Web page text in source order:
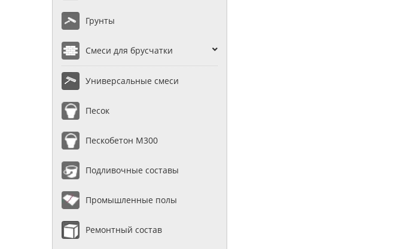
Грунты
Смеси для брусчатки
Универсальные смеси
Песок
Пескобетон М300
Подливочные составы
Промышленные полы
Ремонтный состав